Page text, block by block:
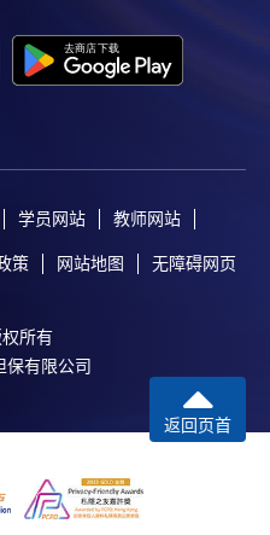
学员网站 教师网站
策 网站地图 无障碍网页
所有
保有限公司
返回页首